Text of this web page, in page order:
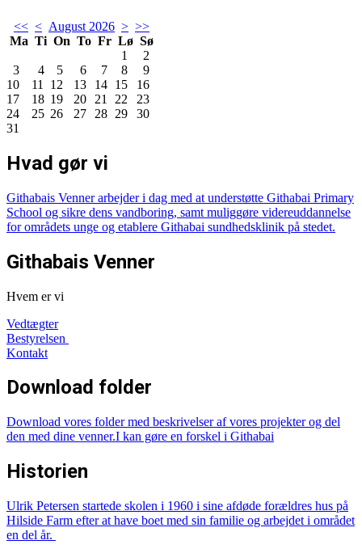
<< < August 2026 > >>
Ma Ti On To Fr Lø Sø
1
2
3
4 5 6 7 8
9
10
11 12 13 14 15
16
17
18 19 20 21 22
23
24
25 26 27 28 29
30
31
Hvad gør vi
Githabais Venner arbejder i dag med at understøtte Githabai Primary
School og sikre dens vandboring, samt muliggøre videreuddannelse
for områdets unge og etablere Githabai sundhedsklinik på stedet.
Githabais Venner
Hvem er vi
Vedtægter
Bestyrelsen
Kontakt
Download folder
Download vores folder med beskrivelser af vores projekterog del
den med dine venner.I kan gøre en forskel i Githabai
Historien
Ulrik Petersen startede skolen i 1960 i sine afdøde forældres hus på
Hilside Farm efter at have boet med sin familie og arbejdet i området
en del år.